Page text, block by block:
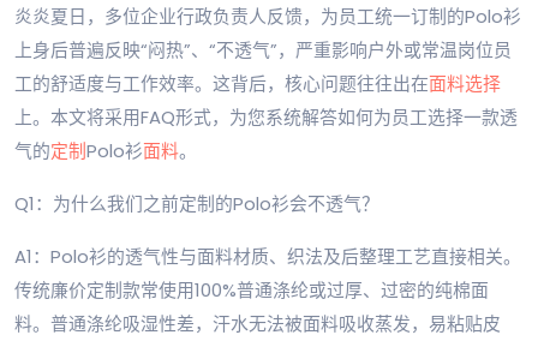
炎炎夏日，多位企业行政负责人反馈，为员工统一订制的Polo衫
上身后普遍反映“闷热”、“不透气”，严重影响户外或常温岗位员
工的舒适度与工作效率。这背后，核心问题往往出在面料选择
上。本文将采用FAQ形式，为您系统解答如何为员工选择一款透
气的定制Polo衫面料。
Q1：为什么我们之前定制的Polo衫会不透气？
A1：Polo衫的透气性与面料材质、织法及后整理工艺直接相关。
传统廉价定制款常使用100%普通涤纶或过厚、过密的纯棉面
料。普通涤纶吸湿性差，汗水无法被面料吸收蒸发，易粘贴皮